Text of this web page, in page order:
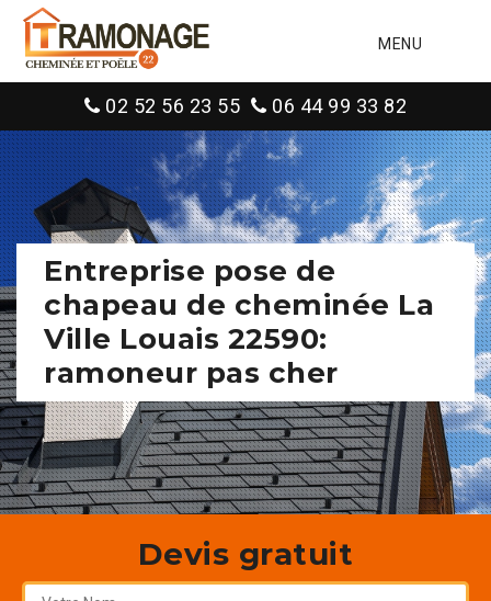
MENU
02 52 56 23 55 06 44 99 33 82
Entreprise pose de
chapeau de cheminée La
Ville Louais 22590:
ramoneur pas cher
Devis gratuit